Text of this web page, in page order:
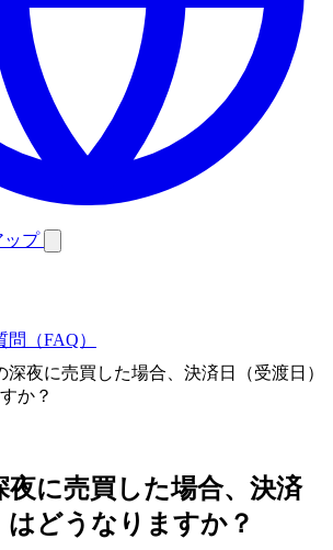
ップ
問（FAQ）
深夜に売買した場合、決済日（受渡日）
か？
夜に売買した場合、決済
はどうなりますか？